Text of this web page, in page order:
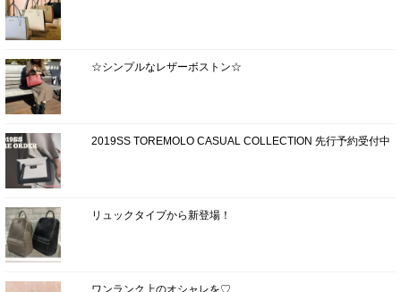
☆シンプルなレザーボストン☆
2019SS TOREMOLO CASUAL COLLECTION 先行予約受付中
リュックタイプから新登場！
ワンランク上のオシャレを♡